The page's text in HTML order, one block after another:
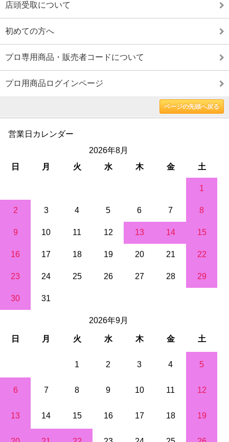
店頭受取について
初めての方へ
プロ専用商品・販売者コードについて
プロ用商品ログインページ
ページの先頭へ戻る
営業日カレンダー
2026年8月
日
月 火 水 木 金 土
1
2 3 4 5 6 7 8
9 10 11 12 13 14 15
16 17 18 19 20 21 22
23 24 25 26 27 28 29
30 31
2026年9月
日 月 火 水 木 金 土
1 2 3 4 5
6 7 8 9 10 11 12
13 14 15 16 17 18 19